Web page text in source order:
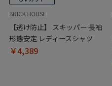
BRICK HOUSE
【透け防止】 スキッパー 長袖
形態安定 レディースシャツ
￥4,389